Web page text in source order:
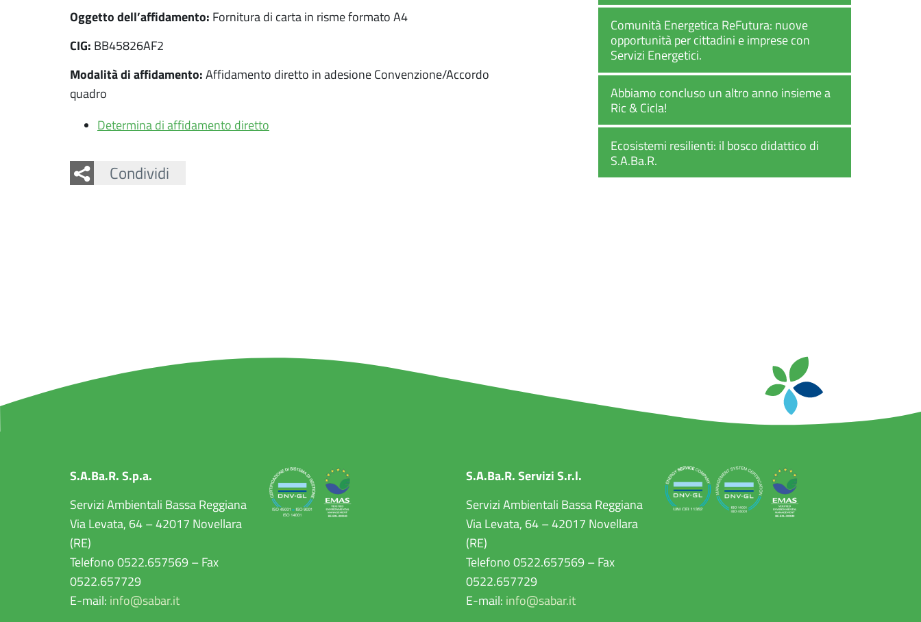
Oggetto dell’affidamento: Fornitura di carta in risme formato A4
CIG: BB45826AF2
Modalità di affidamento: Affidamento diretto in adesione Convenzione/Accordo
quadro
Determina di affidamento diretto
Condividi
Facebook
Twitter
Comunità Energetica ReFutura: nuove
opportunità per cittadini e imprese con
Servizi Energetici.
Abbiamo concluso un altro anno insieme a
Ric & Cicla!
Ecosistemi resilienti: il bosco didattico di
S.A.Ba.R.
S.A.Ba.R. S.p.a.
Servizi Ambientali Bassa Reggiana
Via Levata, 64 – 42017 Novellara
(RE)
Telefono 0522.657569 – Fax
0522.657729
E-mail: info@sabar.it
S.A.Ba.R. Servizi S.r.l.
Servizi Ambientali Bassa Reggiana
Via Levata, 64 – 42017 Novellara
(RE)
Telefono 0522.657569 – Fax
0522.657729
E-mail: info@sabar.it